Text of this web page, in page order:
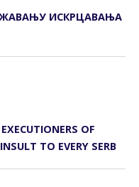
ИСКРЦАВАЊА
OF
TO EVERY SERB